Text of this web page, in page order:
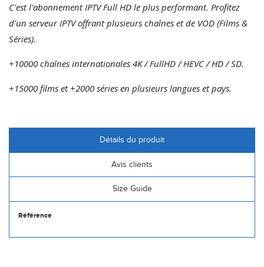
C'est l'abonnement IPTV Full HD le plus performant. Profitez
d'un serveur IPTV offrant plusieurs chaînes et de VOD (Films &
Séries).
+10000 chaînes internationales 4K / FullHD / HEVC / HD / SD.
+15000 films et +2000 séries en plusieurs langues et pays.
Détails du produit
Avis clients
Size Guide
Référence